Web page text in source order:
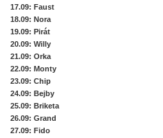
17.09: Faust
18.09: Nora
19.09: Pirát
20.09: Willy
21.09: Orka
22.09: Monty
23.09: Chip
24.09: Bejby
25.09: Briketa
26.09: Grand
27.09: Fido